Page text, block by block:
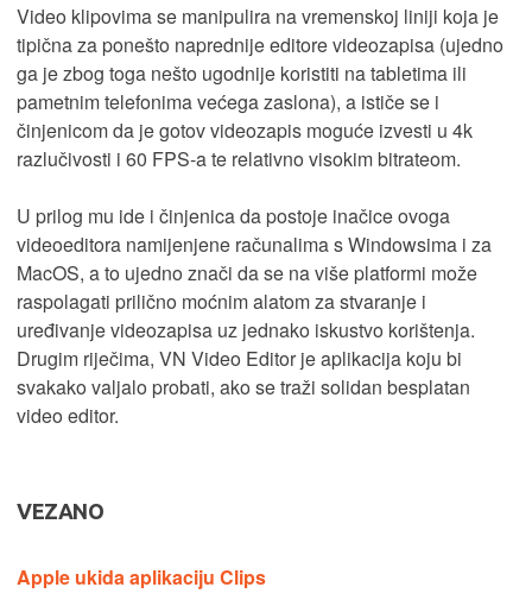
Video klipovima se manipulira na vremenskoj liniji koja je
tipična za ponešto naprednije editore videozapisa (ujedno
ga je zbog toga nešto ugodnije koristiti na tabletima ili
pametnim telefonima većega zaslona), a ističe se i
činjenicom da je gotov videozapis moguće izvesti u 4k
razlučivosti i 60 FPS-a te relativno visokim bitrateom.
U prilog mu ide i činjenica da postoje inačice ovoga
videoeditora namijenjene računalima s Windowsima i za
MacOS, a to ujedno znači da se na više platformi može
raspolagati prilično moćnim alatom za stvaranje i
uređivanje videozapisa uz jednako iskustvo korištenja.
Drugim riječima, VN Video Editor je aplikacija koju bi
svakako valjalo probati, ako se traži solidan besplatan
video editor.
VEZANO
Apple ukida aplikaciju Clips